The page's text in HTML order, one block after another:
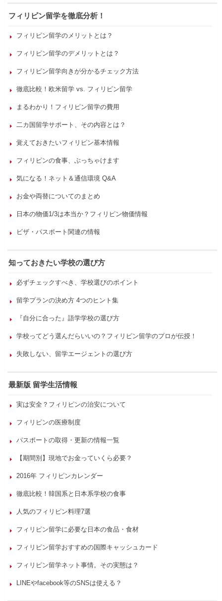
フィリピン留学を徹底分析！
フィリピン留学のメリットとは？
フィリピン留学のデメリットとは？
フィリピン留学向きが分かるチェック方法
徹底比較！欧米留学 vs. フィリピン留学
まるわかり！フィリピン留学の費用
二カ国留学サポート、その内容とは？
覚えておきたいフィリピン基本情報
フィリピンの食事、ぶっちゃけます
気になる！ネット＆通信環境 Q&A
お金や両替についてのまとめ
日本の物価1/3は本当か？フィリピン物価情報
ビザ・パスポート関連の情報
知っておきたい学校の選び方
必ずチェックすべき、学校選びのポイント
留学プランの決め方 4つのヒント集
『自分に合った』語学学校の選び方
学校ってどう選んだらいいの？フィリピン留学のプロが伝授！
失敗しない、留学エージェントの選び方
最新版 留学生活情報
実は安全？フィリピンの治安について
フィリピンの医療制度
パスポートの取得・更新の情報一覧
【期間別】現地でお金っていくら必要？
2016年 フィリピンカレンダー
徹底比較！韓国系と日本系学校の食事
人気のフィリピン料理7選
フィリピン留学に必要な日本の食品・食材
フィリピン留学おすすめの国際キャッシュカード
フィリピン留学ネット事情。その実態は？
LINEやfacebook等のSNSは使える？